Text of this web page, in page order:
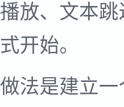
放、文本
开始。
法是建立